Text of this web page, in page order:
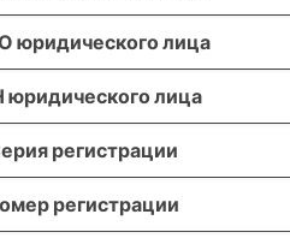
юридического лица
юридического лица
регистрации
регистрации